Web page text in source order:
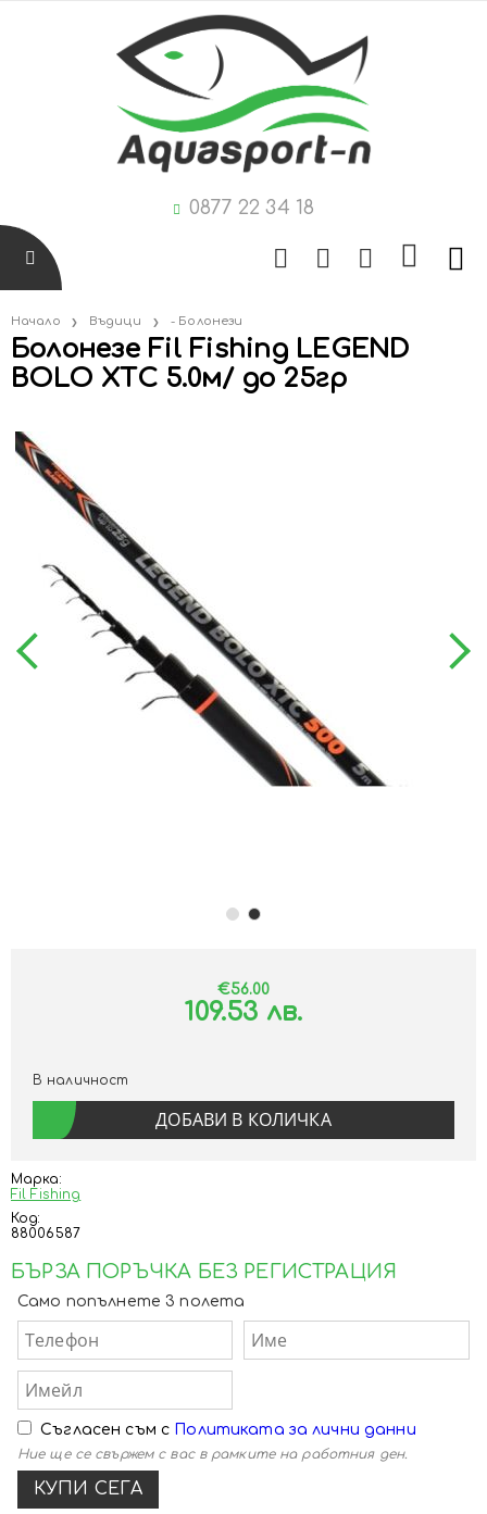
0877 22 34 18
Начало Въдици - Болонези
Болонезе Fil Fishing LEGEND
BOLO XTC 5.0м/ до 25гр
Марка:
Fil Fishing
Код:
88006587
БЪРЗА ПОРЪЧКА БЕЗ РЕГИСТРАЦИЯ
Само попълнете 3 полета
Съгласен съм с Политиката за лични данни
Ние ще се свържем с вас в рамките на работния ден.
€56.00
109.53 лв.
В наличност